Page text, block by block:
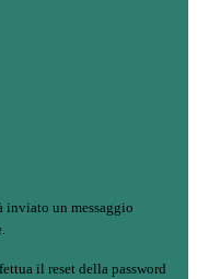
inviato un messaggio
il reset della password